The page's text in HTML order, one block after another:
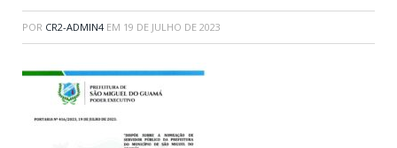
POR CR2-ADMIN4 EM 19 DE JULHO DE 2023